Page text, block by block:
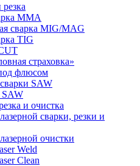
MMA
сварка MIG/MAG
TIG
страховка»
флюсом
SAW
SAW
и очистка
сварки, резки и
очистки
Weld
Clean